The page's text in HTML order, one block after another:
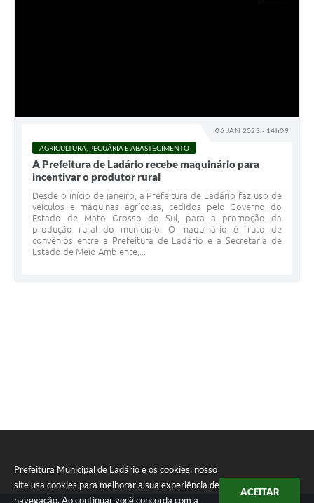
Prefeitura Municipal de Ladário e os cookies: nosso
site usa cookies para melhorar a sua experiência de
navegação. Ao continuar você concorda com a
ACEITAR
06 JAN 2023 - 14h09
AGRICULTURA, PECUÁRIA E ABASTECIMENTO
A Prefeitura de Ladário recebe maquinário para
incentivar o produtor rural
Desde o início de janeiro, a Prefeitura de Ladário faz uso de
veículos e máquinas agrícolas, cedidos pelo Governo do
Estado de Mato Grosso do Sul, para a promoção da
produção rural do município. O maquinário é fruto de
convênios entre a Prefeitura de Ladário e a Secretaria de
Estado de Meio Ambiente,...